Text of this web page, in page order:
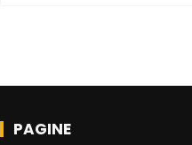
PAGINE